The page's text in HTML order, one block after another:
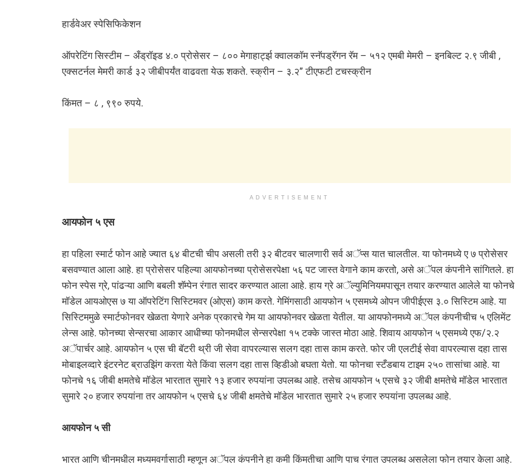
हार्डवेअर स्पेसिफिकेशन
ऑपरेटिंग सिस्टीम – अँड्रॉइड ४.० प्रोसेसर – ८०० मेगाहार्ट्झ क्वालकॉम स्नॅपड्रॅगन रॅम – ५१२ एमबी मेमरी – इनबिल्ट २.९ जीबी ,
एक्सटर्नल मेमरी कार्ड ३२ जीबीपर्यंत वाढवता येऊ शकते. स्क्रीन – ३.२” टीएफटी टचस्क्रीन
किंमत – ८ , ९९० रुपये.
ADVERTISEMENT
आयफोन ५ एस
हा पहिला स्मार्ट फोन आहे ज्यात ६४ बीटची चीप असली तरी ३२ बीटवर चालणारी सर्व अॅप्स यात चालतील. या फोनमध्ये ए ७ प्रोसेसर
बसवण्यात आला आहे. हा प्रोसेसर पहिल्या आयफोनच्या प्रोसेसरपेक्षा ५६ पट जास्त वेगाने काम करतो, असे अॅपल कंपनीने सांगितले. हा
फोन स्पेस ग्रे, पांढऱ्या आणि बबली शॅम्पेन रंगात सादर करण्यात आला आहे. हाय ग्रे अॅल्युमिनियमपासून तयार करण्यात आलेले या फोनचे
मॉडेल आयओएस ७ या ऑपरेटिंग सिस्टिमवर (ओएस) काम करते. गेमिंगसाठी आयफोन ५ एसमध्ये ओपन जीपीईएस ३.० सिस्टिम आहे. या
सिस्टिममुळे स्मार्टफोनवर खेळता येणारे अनेक प्रकारचे गेम या आयफोनवर खेळता येतील. या आयफोनमध्ये अॅपल कंपनीचीच ५ एलिमेंट
लेन्स आहे. फोनच्या सेन्सरचा आकार आधीच्या फोनमधील सेन्सरपेक्षा १५ टक्के जास्त मोठा आहे. शिवाय आयफोन ५ एसमध्ये एफ/२.२
अॅपार्चर आहे. आयफोन ५ एस ची बॅटरी थ्री जी सेवा वापरल्यास सलग दहा तास काम करते. फोर जी एलटीई सेवा वापरल्यास दहा तास
मोबाइलव्दारे इंटरनेट ब्राउझिंग करता येते किंवा सलग दहा तास व्हिडीओ बघता येतो. या फोनचा स्टँडबाय टाइम २५० तासांचा आहे. या
फोनचे १६ जीबी क्षमतेचे मॉडेल भारतात सुमारे १३ हजार रुपयांना उपलब्ध आहे. तसेच आयफोन ५ एसचे ३२ जीबी क्षमतेचे मॉडेल भारतात
सुमारे २० हजार रुपयांना तर आयफोन ५ एसचे ६४ जीबी क्षमतेचे मॉडेल भारतात सुमारे २५ हजार रुपयांना उपलब्ध आहे.
आयफोन ५ सी
भारत आणि चीनमधील मध्यमवर्गासाठी म्हणून अॅपल कंपनीने हा कमी किंमतीचा आणि पाच रंगात उपलब्ध असलेला फोन तयार केला आहे.